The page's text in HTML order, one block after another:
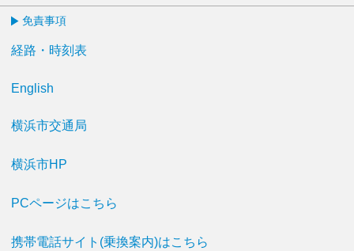
免責事項
経路・時刻表
English
横浜市交通局
横浜市HP
PCページはこちら
携帯電話サイト(乗換案内)はこちら